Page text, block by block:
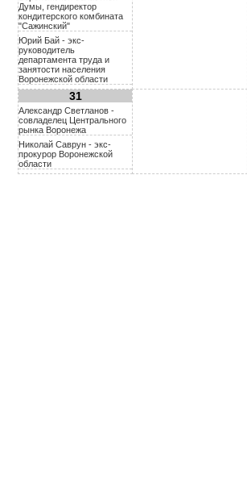
Думы, гендиректор
кондитерского комбината
"Сажинский"
Юрий Бай - экс-
руководитель
департамента труда и
занятости населения
Воронежской области
31
Александр Светланов -
совладелец Центрального
рынка Воронежа
Николай Саврун - экс-
прокурор Воронежской
области